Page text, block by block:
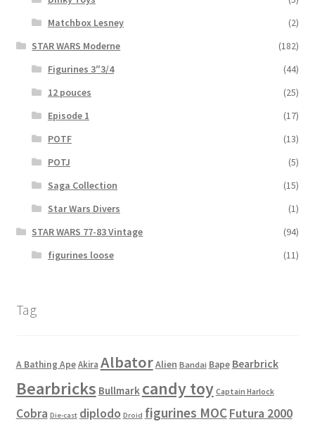
Matchbox Lesney
(2)
STAR WARS Moderne
(182)
Figurines 3″3/4
(44)
12 pouces
(25)
Episode 1
(17)
POTF
(13)
POTJ
(5)
Saga Collection
(15)
Star Wars Divers
(1)
STAR WARS 77-83 Vintage
(94)
figurines loose
(11)
Tag
A Bathing Ape Akira AlbatorAlien Bandai Bape Bearbrick
Bearbricks Bullmark candy toy Captain Harlock
Cobra Die-cast diplodo Droid figurines MOCFutura 2000